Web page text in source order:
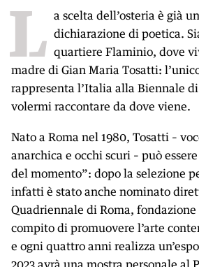
L a scelta dell’osteria è già
dichiarazione di poetica.
quartiere Flaminio, dove
madre di Gian Maria Tosatti:
rappresenta l’Italia alla Biennale di
volermi raccontare da dove viene.
Nato a Roma nel 1980, Tosatti –
anarchica e occhi scuri – può
del momento”: dopo la selezione
infatti è stato anche nominato
Quadriennale di Roma,
compito di promuovere l’arte
e ogni quattro anni realizza
2023 avrà una mostra personale al